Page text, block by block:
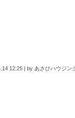
12:25 | by あさひハウジン